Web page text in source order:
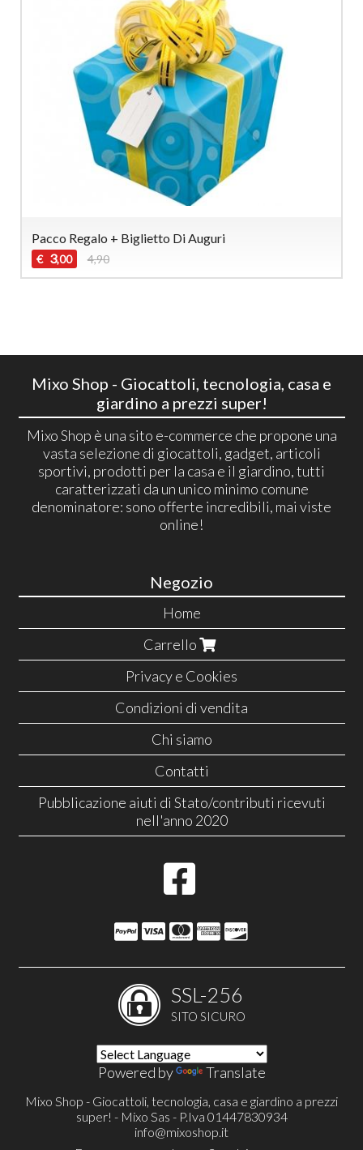
Pacco Regalo + Biglietto Di Auguri
€ 3,00 4,90
Mixo Shop - Giocattoli, tecnologia, casa e
giardino a prezzi super!
Mixo Shop è una sito e-commerce che propone una
vasta selezione di giocattoli, gadget, articoli
sportivi, prodotti per la casa e il giardino, tutti
caratterizzati da un unico minimo comune
denominatore: sono offerte incredibili, mai viste
online!
Negozio
Home
Carrello
Privacy e Cookies
Condizioni di vendita
Chi siamo
Contatti
Pubblicazione aiuti di Stato/contributi ricevuti
nell'anno 2020
SSL-256
SITO SICURO
Powered by Translate
Mixo Shop - Giocattoli, tecnologia, casa e giardino a prezzi
super! - Mixo Sas - P.Iva 01447830934
info@mixoshop.it